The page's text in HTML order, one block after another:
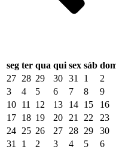
seg ter qua qui sex sáb
27 28 29 30 31 1
2
3
4 5 6 7 8
9
10 11 12 13 14 15
16
17 18 19 20 21 22
23
24 25 26 27 28 29
30
31
1 2 3 4 5 6